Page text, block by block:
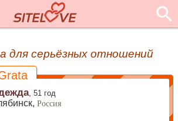
для серьёзных отношений
,51 год
Россия